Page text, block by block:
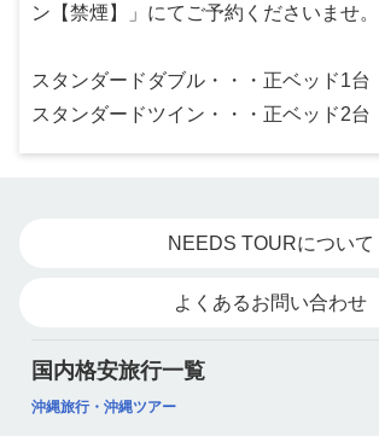
ン【禁煙】」にてご予約くださいませ。
スタンダードダブル・・・正ベッド1
スタンダードツイン・・・正ベッド2
NEEDS TOURについて
よくあるお問い合わせ
国内格安旅行一覧
沖縄旅行・沖縄ツアー